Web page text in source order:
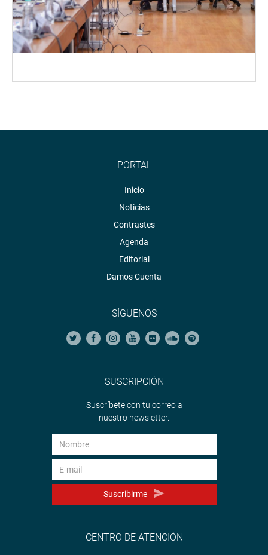
PORTAL
Inicio
Noticias
Contrastes
Agenda
Editorial
Damos Cuenta
SÍGUENOS
SUSCRIPCIÓN
Suscríbete con tu correo a
nuestro newsletter.
Suscribirme
CENTRO DE ATENCIÓN